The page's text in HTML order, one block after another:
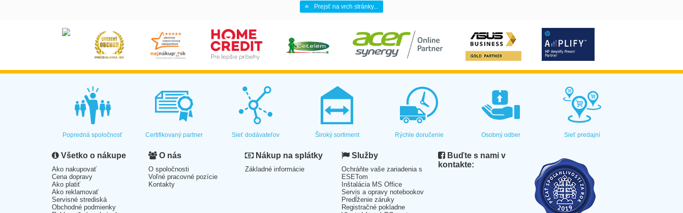
Prejsť na vrch stránky...
Popredná spoločnosť Certifikovaný partner Sieť dodávateľov Široký sortiment Rýchle doručenie Osobný odber Sieť predajní
Všetko o nákupe
Ako nakupovať
Cena dopravy
Ako platiť
Ako reklamovať
Servisné strediská
Obchodné podmienky
O nás
O spoločnosti
Voľné pracovné pozície
Kontakty
Nákup na splátky
Základné informácie
Služby
Ochráňte vaše zariadenia s
ESETom
Inštalácia MS Office
Servis a opravy notebookov
Predĺženie záruky
Registračné pokladne
Buďte s nami v
kontakte: